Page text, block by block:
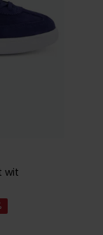
wit